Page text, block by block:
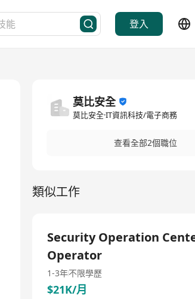
登入
莫比安全
莫比安全·IT資訊科技/電子商務
查看全部2個職位
類似工作
Security Operation
Operator
1-3年不限學歷
$21K/月